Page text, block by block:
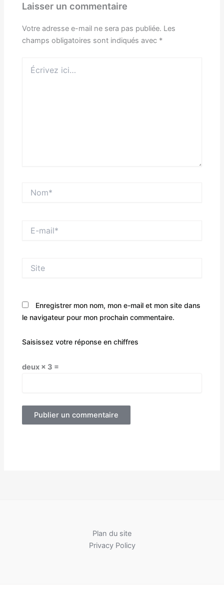
Laisser un commentaire
Votre adresse e-mail ne sera pas publiée. Les
champs obligatoires sont indiqués avec *
ici…
mail*
Enregistrer mon nom, mon e-mail et mon site dans
le navigateur pour mon prochain commentaire.
Saisissez votre réponse en chiffres
deux × 3 =
Plan du site
Privacy Policy